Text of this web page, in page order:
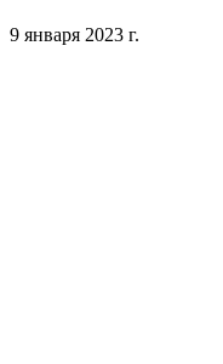
9 января 2023 г.